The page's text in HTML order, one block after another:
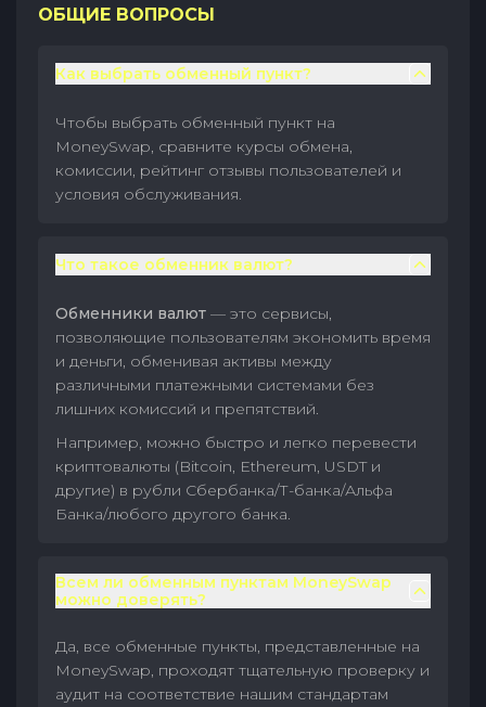
ОБЩИЕ ВОПРОСЫ
Как выбрать обменный пункт?
Чтобы выбрать обменный пункт на
MoneySwap, сравните курсы обмена,
комиссии, рейтинг отзывы пользователей и
условия обслуживания.
Что такое обменник валют?
Обменники валют — это сервисы,
позволяющие пользователям экономить время
и деньги, обменивая активы между
различными платежными системами без
лишних комиссий и препятствий.
Например, можно быстро и легко перевести
криптовалюты (Bitcoin, Ethereum, USDT и
другие) в рубли Сбербанка/Т-банка/Альфа
Банка/любого другого банка.
Всем ли обменным пунктам MoneySwap
можно доверять?
Да, все обменные пункты, представленные на
MoneySwap, проходят тщательную проверку и
аудит на соответствие нашим стандартам